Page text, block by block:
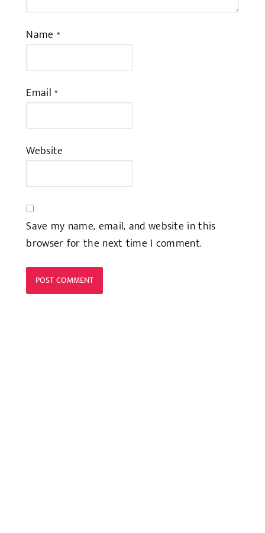
Name *
Email*
Website
Save my name, email, and website in this
browser for the next time I comment.